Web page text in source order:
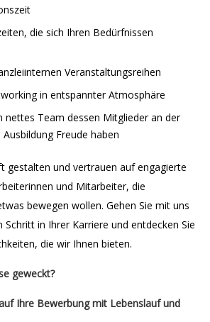
die sich Ihren Bedürfnissen
Veranstaltungsreihen
in entspannter Atmosphäre
nettes Team dessen Mitglieder an der
Freude haben
gestalten und vertrauen auf engagierte
und Mitarbeiter, die
bewegen wollen. Gehen Sie mit uns
Schritt in Ihrer Karriere und entdecken Sie
die wir Ihnen bieten.
geweckt?
Ihre Bewerbung mit Lebenslauf und